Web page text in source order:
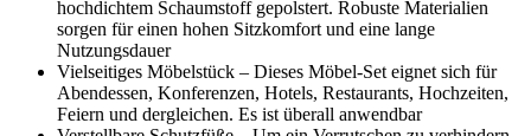
hochdichtem Schaumstoff gepolstert. Robuste Materialien
sorgen für einen hohen Sitzkomfort und eine lange
Nutzungsdauer
Vielseitiges Möbelstück – Dieses Möbel-Set eignet sich für
Abendessen, Konferenzen, Hotels, Restaurants, Hochzeiten,
Feiern und dergleichen. Es ist überall anwendbar